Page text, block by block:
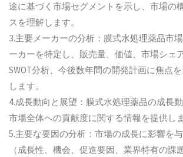
途に基づく市場セグメントを示し、市場の
スを理解します。
3.主要メーカーの分析：膜式水処理薬品市
ーカーを特定し、販売量、価値、市場シェ
SWOT分析、今後数年間の開発計画に焦点
します。
4.成長動向と展望：膜式水処理薬品の成長動
市場全体への貢献度に関する情報を提供しま
5.主要な要因の分析：市場の成長に影響を
（成長性、機会、促進要因、業界特有の課